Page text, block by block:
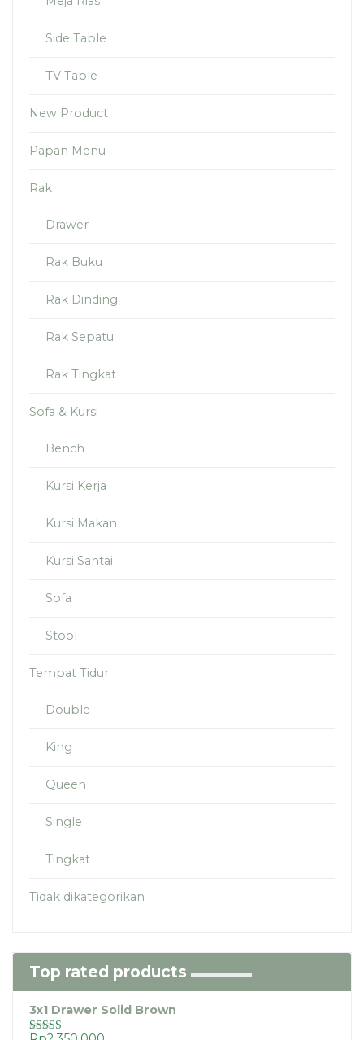
Side Table
TV Table
New Product
Papan Menu
Rak
Drawer
Rak Buku
Rak Dinding
Rak Sepatu
Rak Tingkat
Sofa & Kursi
Bench
Kursi Kerja
Kursi Makan
Kursi Santai
Sofa
Stool
Tempat Tidur
Double
King
Queen
Single
Tingkat
Tidak dikategorikan
Top rated products
3x1 Drawer Solid Brown